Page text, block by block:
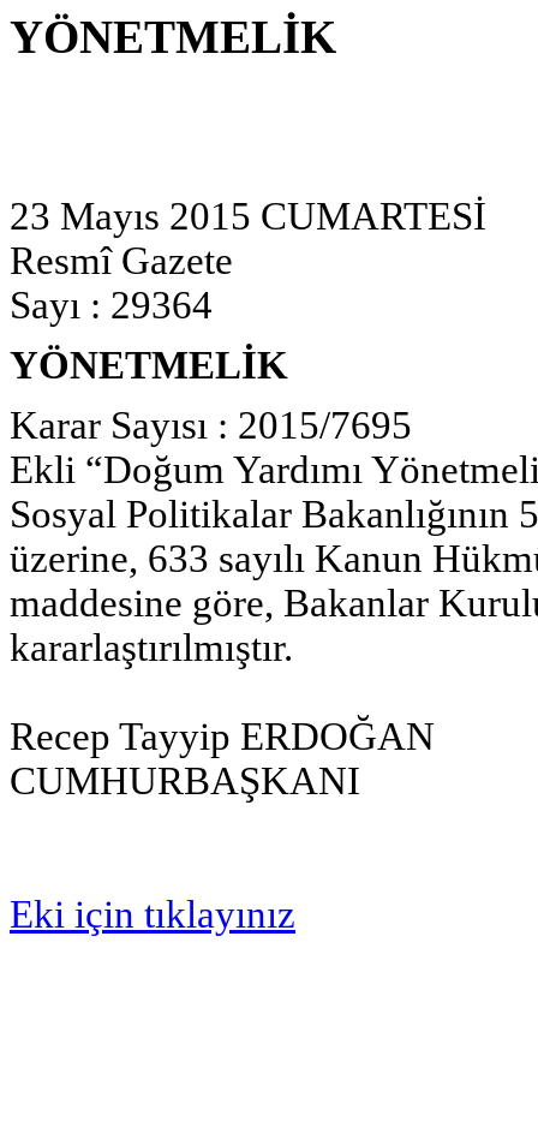
YÖNETMELİK
23 Mayıs 2015 CUMARTESİ
Resmî Gazete
Sayı : 29364
YÖNETMELİK
Karar Sayısı : 2015/7695
Ekli “Doğum Yardımı
Sosyal Politikalar Bakanlığının
üzerine, 633 sayılı Kanun
maddesine göre, Bakanlar
kararlaştırılmıştır.
Recep Tayyip ERDOĞAN
CUMHURBAŞKANI
Eki için tıklayınız